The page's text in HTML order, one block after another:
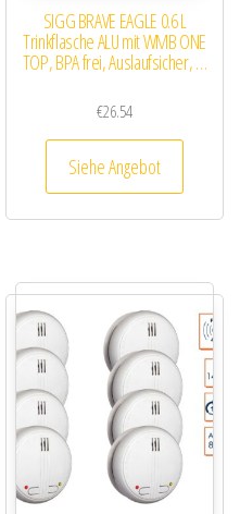
SIGG BRAVE EAGLE 0.6 L
Trinkflasche ALU mit WMB ONE
TOP, BPA frei, Auslaufsicher, …
€26.54
Siehe Angebot